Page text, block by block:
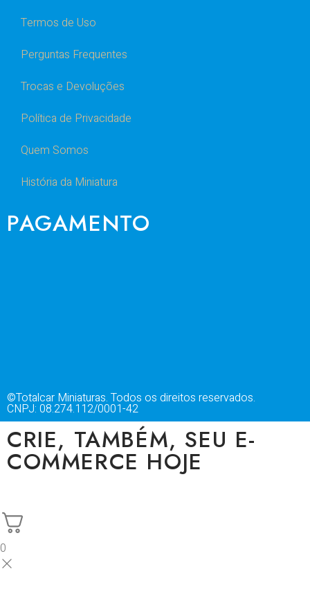
Termos de Uso
Perguntas Frequentes
Trocas e Devoluções
Política de Privacidade
Quem Somos
História da Miniatura
PAGAMENTO
©Totalcar Miniaturas. Todos os direitos reservados.
CNPJ: 08.274.112/0001-42
CRIE, TAMBÉM, SEU E-
COMMERCE HOJE
0